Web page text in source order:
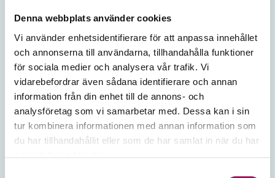
Denna webbplats använder cookies
Vi använder enhetsidentifierare för att anpassa innehållet
och annonserna till användarna, tillhandahålla funktioner
för sociala medier och analysera vår trafik. Vi
vidarebefordrar även sådana identifierare och annan
information från din enhet till de annons- och
analysföretag som vi samarbetar med. Dessa kan i sin
tur kombinera informationen med annan information som
du har tillhandahållit eller som de har samlat in när du har
använt deras tjänster.
samarbeten. Här kan EKN:s garantier bidra till att
svenska teknikföretag kan delta i de projekt som
formar Europas framtida rymdförmåga.